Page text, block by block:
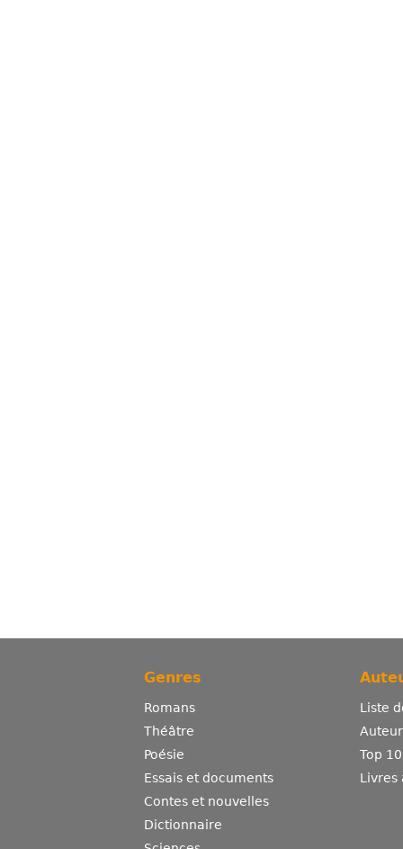
Genres
Romans
Théâtre
Poésie
Essais et documents
Contes et nouvelles
Dictionnaire
Liste
Top
Livres